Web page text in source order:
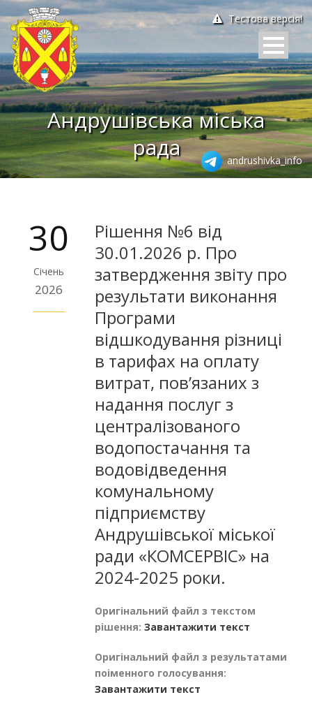
Тестова версія!
Андрушівська міська
рада
andrushivka_info
30
Січень
2026
Рішення №6 від
30.01.2026 р. Про
затвердження звіту про
результати виконання
Програми
відшкодування різниці
в тарифах на оплату
витрат, пов’язаних з
надання послуг з
централізованого
водопостачання та
водовідведення
комунальному
підприємству
Андрушівської міської
ради «КОМСЕРВІС» на
2024-2025 роки.
Оригінальний файл з текстом
рішення: Завантажити текст
Оригінальний файл з результатами
поіменного голосування:
Завантажити текст